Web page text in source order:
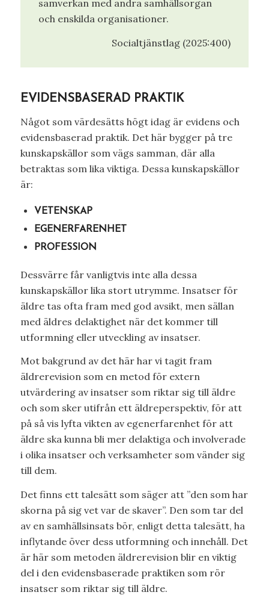
samverkan med andra samhällsorgan
och enskilda organisationer.
Socialtjänstlag (2025:400)
EVIDENSBASERAD PRAKTIK
Något som värdesätts högt idag är evidens och
evidensbaserad praktik. Det här bygger på tre
kunskapskällor som vägs samman, där alla
betraktas som lika viktiga. Dessa kunskapskällor
är:
VETENSKAP
EGENERFARENHET
PROFESSION
Dessvärre får vanligtvis inte alla dessa
kunskapskällor lika stort utrymme. Insatser för
äldre tas ofta fram med god avsikt, men sällan
med äldres delaktighet när det kommer till
utformning eller utveckling av insatser.
Mot bakgrund av det här har vi tagit fram
äldrerevision som en metod för extern
utvärdering av insatser som riktar sig till äldre
och som sker utifrån ett äldreperspektiv, för att
på så vis lyfta vikten av egenerfarenhet för att
äldre ska kunna bli mer delaktiga och involverade
i olika insatser och verksamheter som vänder sig
till dem.
Det finns ett talesätt som säger att ”den som har
skorna på sig vet var de skaver”. Den som tar del
av en samhällsinsats bör, enligt detta talesätt, ha
inflytande över dess utformning och innehåll. Det
är här som metoden äldrerevision blir en viktig
del i den evidensbaserade praktiken som rör
insatser som riktar sig till äldre.